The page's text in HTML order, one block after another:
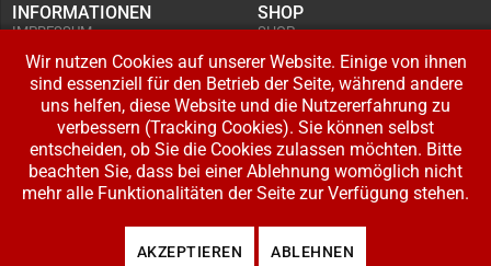
INFORMATIONEN
IMPRESSUM
KUNDENINFORMATIONEN
WIDERRUFSRECHT
DATENSCHUTZERKLÄRUNG
ZAHLUNG UND VERSAND
SHOP
SHOP
BESTELLUNGEN
ADRESSE BEARBEITEN
IHR KONTO
LOGIN
REGISTRIEREN
Copyright © 2026 Modellbahnladen Klee GbR. Alle Rechte vorbehalten. Design:
Wir nutzen Cookies auf unserer Website. Einige von ihnen
sind essenziell für den Betrieb der Seite, während andere
uns helfen, diese Website und die Nutzererfahrung zu
verbessern (Tracking Cookies). Sie können selbst
entscheiden, ob Sie die Cookies zulassen möchten. Bitte
beachten Sie, dass bei einer Ablehnung womöglich nicht
mehr alle Funktionalitäten der Seite zur Verfügung stehen.
AKZEPTIEREN ABLEHNEN